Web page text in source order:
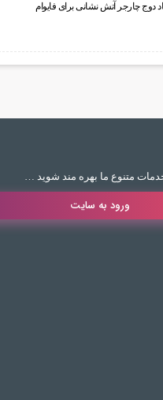
متنوع ما بهره مند شوید …
ورود به سایت